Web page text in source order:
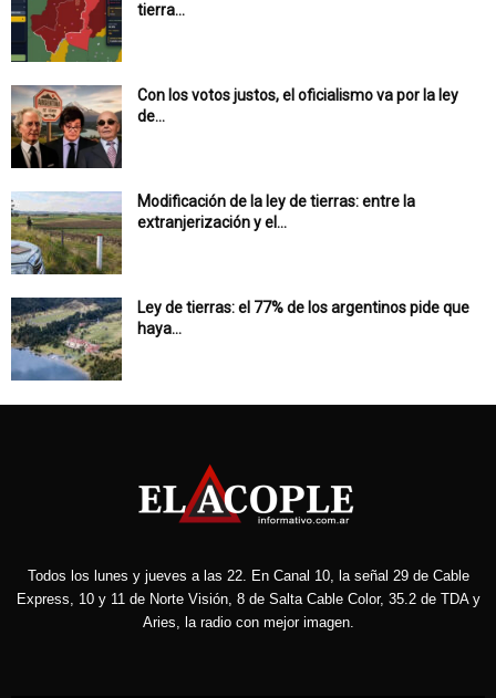
tierra...
Con los votos justos, el oficialismo va por la ley
de...
Modificación de la ley de tierras: entre la
extranjerización y el...
Ley de tierras: el 77% de los argentinos pide que
haya...
Todos los lunes y jueves a las 22. En Canal 10, la señal 29 de Cable
Express, 10 y 11 de Norte Visión, 8 de Salta Cable Color, 35.2 de TDA y
Aries, la radio con mejor imagen.